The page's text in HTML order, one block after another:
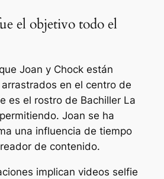
el objetivo todo el
Joan y Chock están
en el centro de
es el rostro de Bachiller La
Joan se ha
una influencia de tiempo
de contenido.
implican videos selfie